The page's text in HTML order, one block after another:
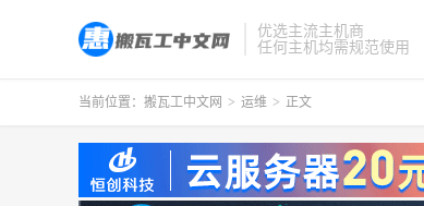
优选主流主机商
任何主机均需规范使用
当前位置： 搬瓦工中文网 > 运维 > 正文